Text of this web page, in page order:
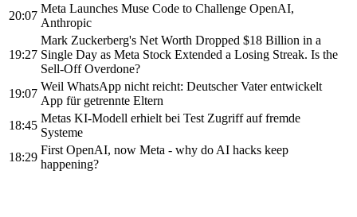
20:07
Meta Launches Muse Code to Challenge OpenAI,
Anthropic
19:27
Mark Zuckerberg's Net Worth Dropped $18 Billion in a
Single Day as Meta Stock Extended a Losing Streak. Is the
Sell-Off Overdone?
19:07
Weil WhatsApp nicht reicht: Deutscher Vater entwickelt
App für getrennte Eltern
18:45
Metas KI-Modell erhielt bei Test Zugriff auf fremde
Systeme
18:29
First OpenAI, now Meta - why do AI hacks keep
happening?